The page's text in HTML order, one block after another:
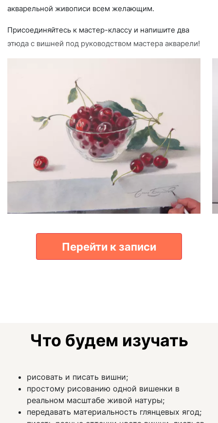
акварельной живописи всем желающим.
Присоединяйтесь к мастер-классу и напишите два
этюда с вишней под руководством мастера акварели!
Перейти к записи
Что будем изучать
рисовать и писать вишни;
простому рисованию одной вишенки в
реальном масштабе живой натуры;
передавать материальность глянцевых ягод;